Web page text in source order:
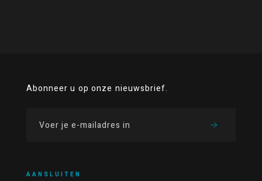
Abonneer u op onze nieuwsbrief.
AANSLUITEN